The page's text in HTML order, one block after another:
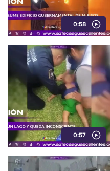
0:58
0:57